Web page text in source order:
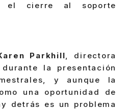
el cierre al soporte
Parkhill, directora
la presentación
y aunque la
una oportunidad de
detrás es un problema